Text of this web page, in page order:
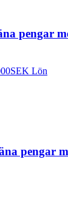
pengar
Lön
pengar